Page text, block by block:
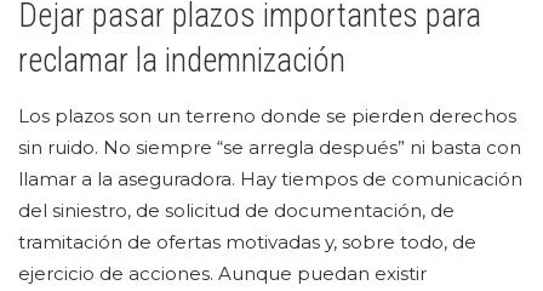
Dejar pasar plazos importantes para
reclamar la indemnización
Los plazos son un terreno donde se pierden derechos
sin ruido. No siempre “se arregla después” ni basta con
llamar a la aseguradora. Hay tiempos de comunicación
del siniestro, de solicitud de documentación, de
tramitación de ofertas motivadas y, sobre todo, de
ejercicio de acciones. Aunque puedan existir